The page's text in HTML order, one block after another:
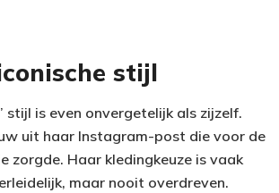
stijl
stijl is even onvergetelijk als zijzelf.
uit haar Instagram-post die voor de
zorgde. Haar kledingkeuze is vaak
maar nooit overdreven.